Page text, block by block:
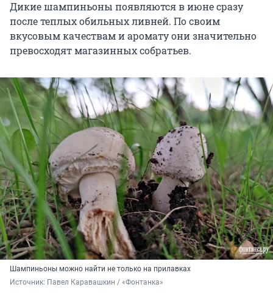
Дикие шампиньоны появляются в июне сразу
после теплых обильных ливней. По своим
вкусовым качествам и аромату они значительно
превосходят магазинных собратьев.
Шампиньоны можно найти не только на прилавках
Источник: Павел Каравашкин / «Фонтанка»